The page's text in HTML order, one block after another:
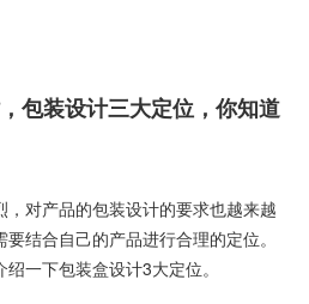
包装设计三大定位，你知道
对产品的包装设计的要求也越来越
结合自己的产品进行合理的定位。
一下包装盒设计3大定位。